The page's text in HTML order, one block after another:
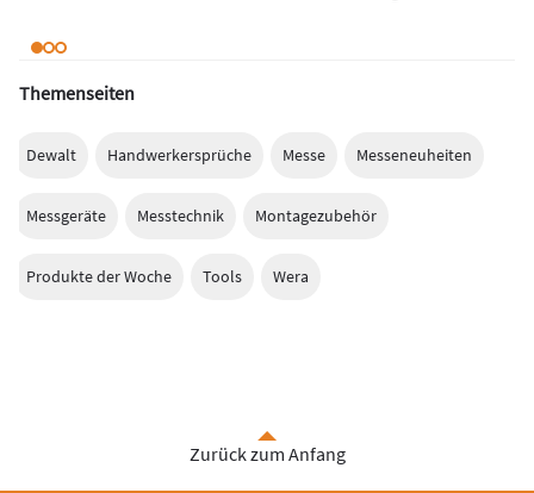
Themenseiten
Dewalt Handwerkersprüche Messe Messeneuheiten
Messgeräte Messtechnik Montagezubehör
Produkte der Woche Tools Wera
Zurück zum Anfang